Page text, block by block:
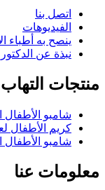
اتصل بنا
الفيديوهات
ينصح به أطباء
نبذة عن الدكتور
منتجات
شامبو الأطفال
كريم الأطفال
شامبو الأطفال
معلومات عنا